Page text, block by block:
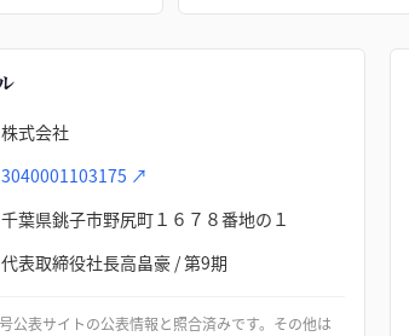
株式会社
3040001103175 ↗
千葉県銚子市野尻町１６７８番地の１
代表取締役社長高畠豪 / 第9期
公表サイトの公表情報と照合済みです。その他は